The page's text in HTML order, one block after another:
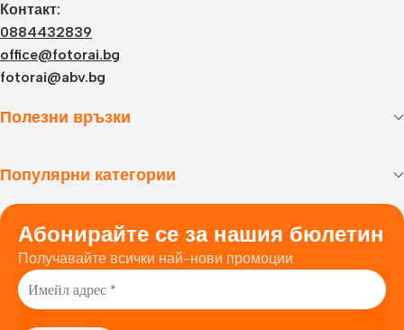
Контакт:
0884432839
office@fotorai.bg
fotorai@abv.bg
Полезни връзки
Популярни категории
Абонирайте се за нашия бюлетин
Получавайте всички най-нови промоции.